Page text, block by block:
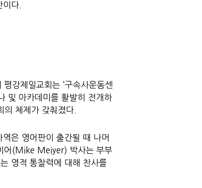
다.
강제일교회는 ‘구속사운동센
및 아카데미를 활발히 전개하
체제가 갖춰졌다.
은 영어판이 출간될 때 나머
어(Mike Meiyer) 박사는 부부
영적 통찰력에 대해 찬사를